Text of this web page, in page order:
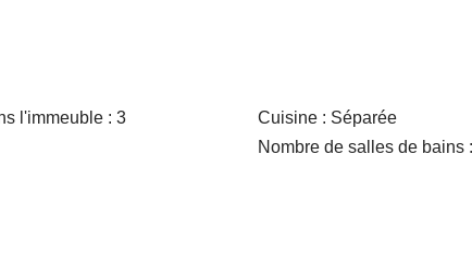
l'immeuble : 3
Cuisine : Séparée
Nombre de salles de bains